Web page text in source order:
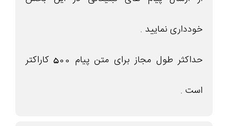
خودداری نمایید .
حداکثر طول مجاز برای متن پیام 500 کاراکتر
است .